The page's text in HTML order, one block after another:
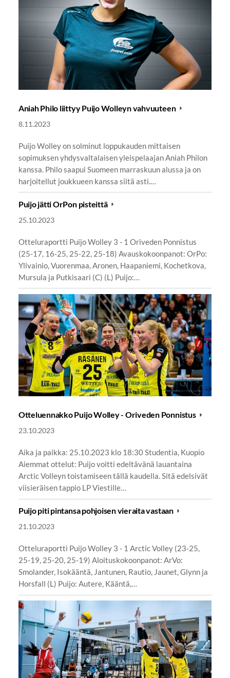
Aniah Philo liittyy Puijo Wolleyn vahvuuteen
8.11.2023
Puijo Wolley on solminut loppukauden mittaisen
sopimuksen yhdysvaltalaisen yleispelaajan Aniah Philon
kanssa. Philo saapui Suomeen marraskuun alussa ja on
harjoitellut joukkueen kanssa siitä asti.…
Puijo jätti OrPon pisteittä
25.10.2023
Otteluraportti Puijo Wolley 3 - 1 Oriveden Ponnistus
(25-17, 16-25, 25-22, 25-18) Avauskokoonpanot: OrPo:
Ylivainio, Vuorenmaa, Aronen, Haapaniemi, Kochetkova,
Mursula ja Putkisaari (C) (L) Puijo:…
Otteluennakko Puijo Wolley - Oriveden Ponnistus
23.10.2023
Aika ja paikka: 25.10.2023 klo 18:30 Studentia, Kuopio
Aiemmat ottelut: Puijo voitti edeltävänä lauantaina
Arctic Volleyn toistamiseen tällä kaudella. Sitä edelsivät
viisieräisen tappio LP Viestille…
Puijo piti pintansa pohjoisen vieraita vastaan
21.10.2023
Otteluraportti Puijo Wolley 3 - 1 Arctic Volley (23-25,
25-19, 25-20, 25-19) Aloituskokoonpanot: ArVo:
Smolander, Isokääntä, Jantunen, Rautio, Jaunet, Glynn ja
Horsfall (L) Puijo: Autere, Kääntä,…